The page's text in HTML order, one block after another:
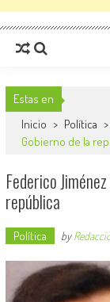
Estas en
Inicio > Política >
Gobierno de la
Federico
república
Política by